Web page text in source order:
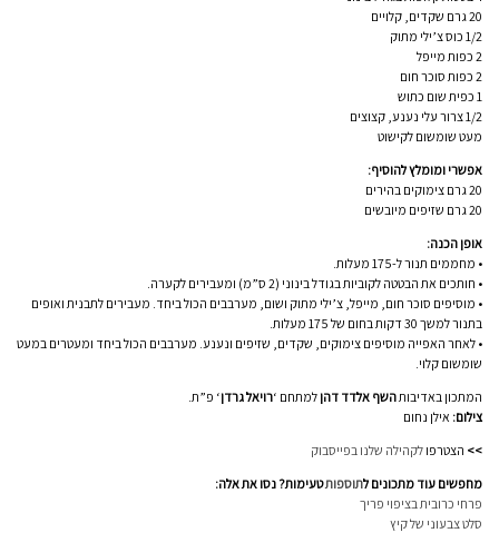
20 גרם שקדים, קלויים
1/2 כוס צ’ילי מתוק
2 כפות מייפל
2 כפות סוכר חום
1 כפית שום כתוש
1/2 צרור עלי נענע, קצוצים
מעט שומשום לקישוט
אפשרי ומומלץ להוסיף:
20 גרם צימוקים בהירים
20 גרם שזיפים מיובשים
אופן הכנה:
• מחממים תנור ל-175 מעלות.
• חותכים את הבטטה לקוביות בגודל בינוני (2 ס”מ) ומעבירים לקערה.
• מוסיפים סוכר חום, מייפל, צ’ילי מתוק ושום, מערבבים הכול ביחד. מעבירים לתבנית ואופים
בתנור למשך 30 דקות בחום של 175 מעלות.
• לאחר האפייה מוסיפים צימוקים, שקדים, שזיפים ונענע. מערבבים הכול ביחד ומעטרים במעט
שומשום קלוי.
המתכון באדיבותהשף אלדד דהן למתחם ‘רויאל גרדן‘ פ”ת.
צילום: אילן נחום
>> הצטרפו לקהילה שלנו בפייסבוק
מחפשים עוד מתכונים לתוספותטעימות? נסו את אלה:
פרחי כרובית בציפוי פריך
סלט צבעוני של קיץ